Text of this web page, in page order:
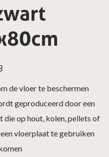
de vloer te beschermen
geproduceerd door een
die op hout, kolen, pellets of
vloerplaat te gebruiken